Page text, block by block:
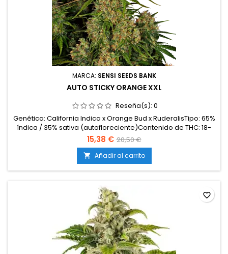
MARCA: SENSI SEEDS BANK
AUTO STICKY ORANGE XXL
Reseña(s): 0
Genética: California Indica x Orange Bud x RuderalisTipo: 65%
índica / 35% sativa (autofloreciente)Contenido de THC: 18-
21%Tiempo de cultivo: 11-12 semanas desde la
germinaciónProducción en interior: hasta 550
g/m²Producción en exterior: 140 g/planta o másAltura: 80-120
cm en interior; hasta 160 cm en exteriorAromas y sabores:...
15,38 € 20,50 €
 Añadir al carrito
favorite_border